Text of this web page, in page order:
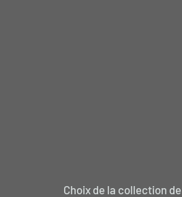
Choix de la collection